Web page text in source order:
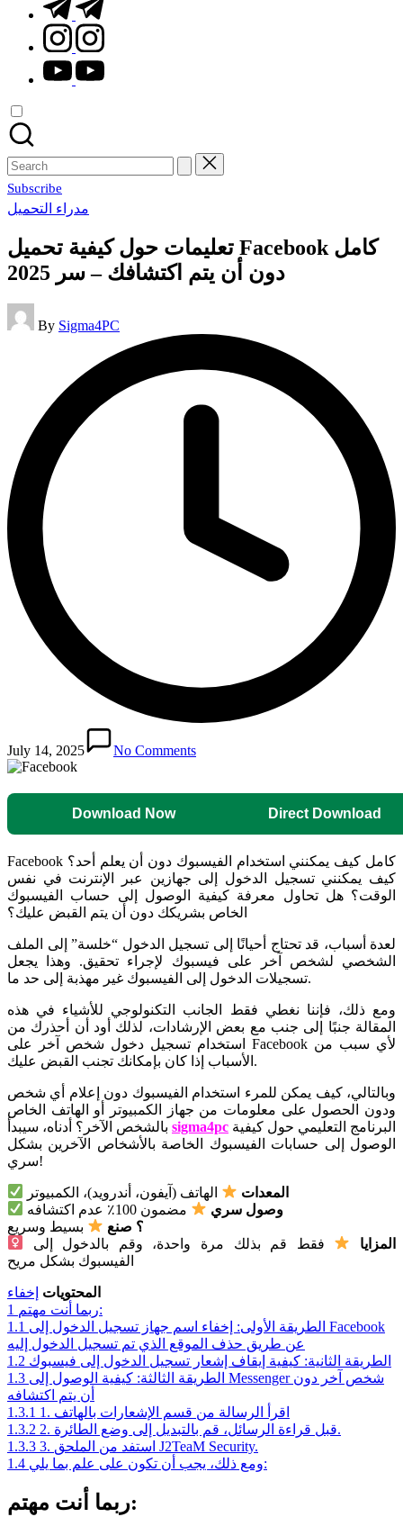
instagram.com
youtube.com
Search
for:
Subscribe
Posted
مدراء التحميل
تعليمات حول كيفية تحميل Facebook كامل
دون أن يتم اكتشافك – سر 2025
Posted
by
By Sigma4PC
July 14, 2025 No Comments
Download Now Direct Download
Facebook كامل كيف يمكنني استخدام الفيسبوك دون أن يعلم أحد؟
كيف يمكنني تسجيل الدخول إلى جهازين عبر الإنترنت في نفس
الوقت؟ هل تحاول معرفة كيفية الوصول إلى حساب الفيسبوك
الخاص بشريكك دون أن يتم القبض عليك؟
لعدة أسباب، قد تحتاج أحيانًا إلى تسجيل الدخول “خلسة” إلى الملف
الشخصي لشخص آخر على فيسبوك لإجراء تحقيق. وهذا يجعل
تسجيلات الدخول إلى الفيسبوك غير مهذبة إلى حد ما.
ومع ذلك، فإننا نغطي فقط الجانب التكنولوجي للأشياء في هذه
المقالة جنبًا إلى جنب مع بعض الإرشادات، لذلك أود أن أحذرك من
استخدام تسجيل دخول شخص آخر على Facebook لأي سبب من
الأسباب إذا كان بإمكانك تجنب القبض عليك.
وبالتالي، كيف يمكن للمرء استخدام الفيسبوك دون إعلام أي شخص
ودون الحصول على معلومات من جهاز الكمبيوتر أو الهاتف الخاص
sigma4pc البرنامج التعليمي حول كيفية
الوصول إلى حسابات الفيسبوك الخاصة بالأشخاص الآخرين بشكل
سري!
المعدات
الهاتف (آيفون، أندرويد)، الكمبيوتر
وصول سري
مضمون 100٪ عدم اكتشافه
؟ صنع
بسيط وسريع
المزايا
فقط قم بذلك مرة واحدة، وقم بالدخول إلى
الفيسبوك بشكل مريح
المحتويات إخفاء
1
ربما أنت مهتم:
1.1 الطريقة الأولى: إخفاء اسم جهاز تسجيل الدخول إلى Facebook
عن طريق حذف الموقع الذي تم تسجيل الدخول إليه
1.2 الطريقة الثانية: كيفية إيقاف إشعار تسجيل الدخول إلى فيسبوك
1.3 الطريقة الثالثة: كيفية الوصول إلى Messenger شخص آخر دون
أن يتم اكتشافه
1.3.1
1. اقرأ الرسالة من قسم الإشعارات بالهاتف
1.3.2
2. قبل قراءة الرسائل، قم بالتبديل إلى وضع الطائرة.
1.3.3
3. استفد من الملحق J2TeaM Security.
1.4
ومع ذلك، يجب أن تكون على علم بما يلي:
ربما أنت مهتم: